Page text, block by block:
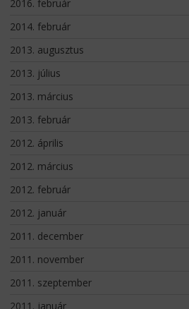
2016. február
2014. február
2013. augusztus
2013. július
2013. március
2013. február
2012. április
2012. március
2012. február
2012. január
2011. december
2011. november
2011. szeptember
2011. január